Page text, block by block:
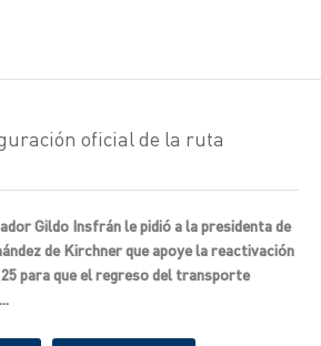
oficial de la ruta
Gildo Insfrán le pidió a la presidenta de
de Kirchner que apoye la reactivación
para que el regreso del transporte